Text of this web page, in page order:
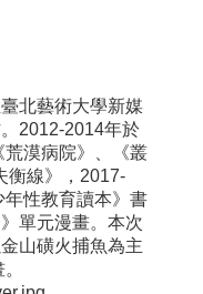
北藝術大學新媒
2012-2014年於
漠病院》、《叢
衡線》，2017-
性教育讀本》書
單元漫畫。本次
山磺火捕魚為主